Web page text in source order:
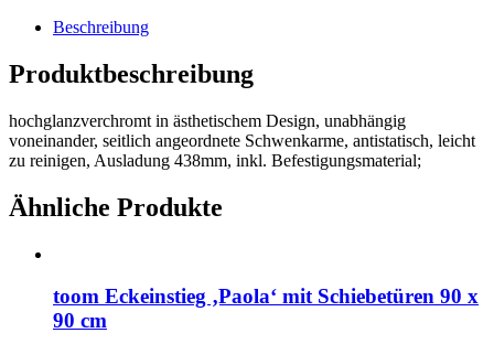
Beschreibung
Produktbeschreibung
hochglanzverchromt in ästhetischem Design, unabhängig
voneinander, seitlich angeordnete Schwenkarme, antistatisch, leicht
zu reinigen, Ausladung 438mm, inkl. Befestigungsmaterial;
Ähnliche Produkte
toom Eckeinstieg ‚Paola‘ mit Schiebetüren 90 x
90 cm